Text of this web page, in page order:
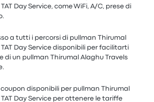
Day Service, come WiFi, A/C, prese di
a tutti i percorsi di pullman Thirumal
Day Service disponibili per facilitarti
di un pullman Thirumal Alaghu Travels
coupon disponibili per pullman Thirumal
Day Service per ottenere le tariffe